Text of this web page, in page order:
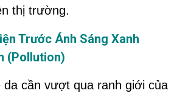
thị trường.
Trước Ánh Sáng Xanh
(Pollution)
da cần vượt qua ranh giới của